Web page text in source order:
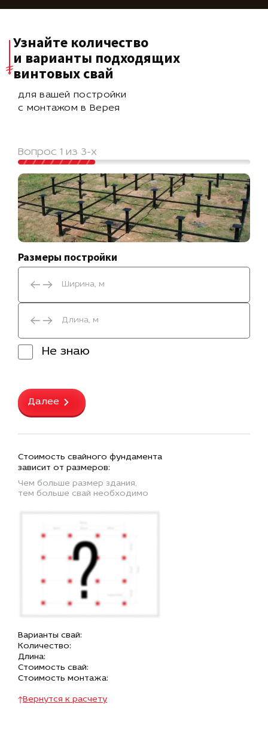
Узнайте количество
и варианты подходящих
винтовых свай
для вашей постройки
с монтажом в Верея
Вопрос 1 из 3-х
Размеры постройки
Не знаю
Далее
Стоимость свайного фундамента
зависит от размеров:
Чем больше размер здания,
тем больше свай необходимо
Варианты свай:
Количество:
Длина:
Стоимость свай:
Стоимость монтажа:
Вернутся к расчету